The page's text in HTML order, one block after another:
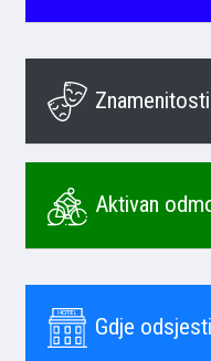
Znamenitosti
Aktivan
Gdje odsjesti